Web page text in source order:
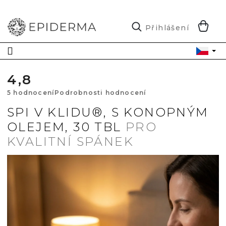
obsah
Přihlášení
4,8Průměrné
hodnocení
produktu
je
4,8
5 hodnoceníPodrobnosti hodnocení
SPI V KLIDU®, S KONOPNÝM
OLEJEM, 30 TBL PRO
KVALITNÍ SPÁNEK